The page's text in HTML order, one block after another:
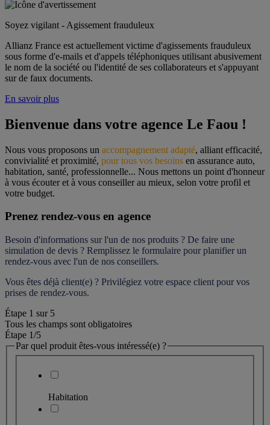
Soyez vigilant - Agissement frauduleux
Allianz France est actuellement victime d'agissements frauduleux
sous forme d'e-mails et d'appels téléphoniques utilisant abusivement
le nom de la société ou l'identité de ses collaborateurs et s'appuyant
sur de faux documents.
En savoir plus
Bienvenue dans votre agence Le Faou !
Nous vous proposons un accompagnement adapté, alliant efficacité,
convivialité et proximité, pour tous vos besoins en assurance auto,
habitation, santé, professionnelle... Nous mettons un point d'honneur
à vous écouter et à vous conseiller au mieux, selon votre profil et
votre budget.
Prenez rendez-vous en agence
Besoin d'informations sur l'un de nos produits ? De faire une
simulation de devis ? Remplissez le formulaire pour planifier un
rendez-vous avec l'un de nos conseillers.
Vous êtes déjà client(e) ? Privilégiez votre espace client pour vos
prises de rendez-vous.
Étape 1 sur 5
Tous les champs sont obligatoires
Étape 1/5
Par quel produit êtes-vous intéressé(e) ?
Habitation